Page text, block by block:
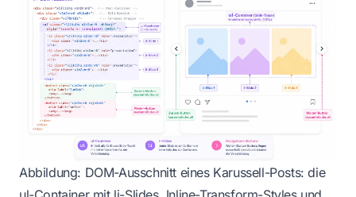
Abbildung: DOM-Ausschnitt eines Karussell-Posts: die